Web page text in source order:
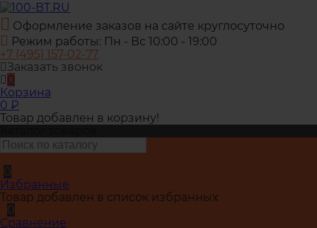
Оформление заказов на сайте круглосуточно
Режим работы: Пн - Вс 10:00 - 19:00
+7 (495) 157-02-77
Заказать звонок
0
Корзина
0 ₽
Товар добавлен в корзину!
0
Избранные
Товар добавлен в список избранных
0
Сравнение